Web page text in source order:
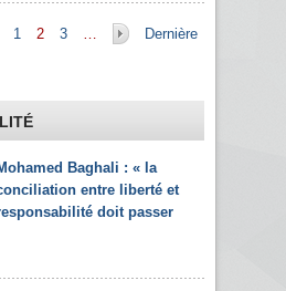
1 2 3 …
Dernière
Baghali : « la
entre liberté et
doit passer